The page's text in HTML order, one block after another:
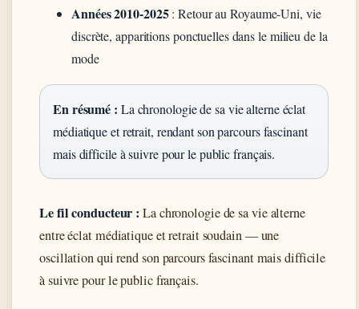
Années 2010-2025: Retour au Royaume-Uni, vie
discrète, apparitions ponctuelles dans le milieu de la
mode
En résumé : La chronologie de sa vie alterne éclat
médiatique et retrait, rendant son parcours fascinant
mais difficile à suivre pour le public français.
Le fil conducteur : La chronologie de sa vie alterne
entre éclat médiatique et retrait soudain — une
oscillation qui rend son parcours fascinant mais difficile
à suivre pour le public français.